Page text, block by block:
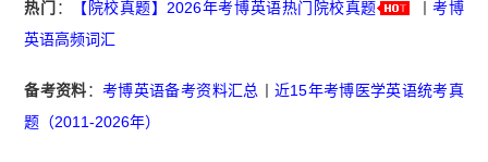
热门 ： 【院校真题】2026年考博英语热门院校真题 丨考博
英语高频词汇
备考资料：考博英语备考资料汇总
近15年考博医学英语统考真
题（2011-2026年）